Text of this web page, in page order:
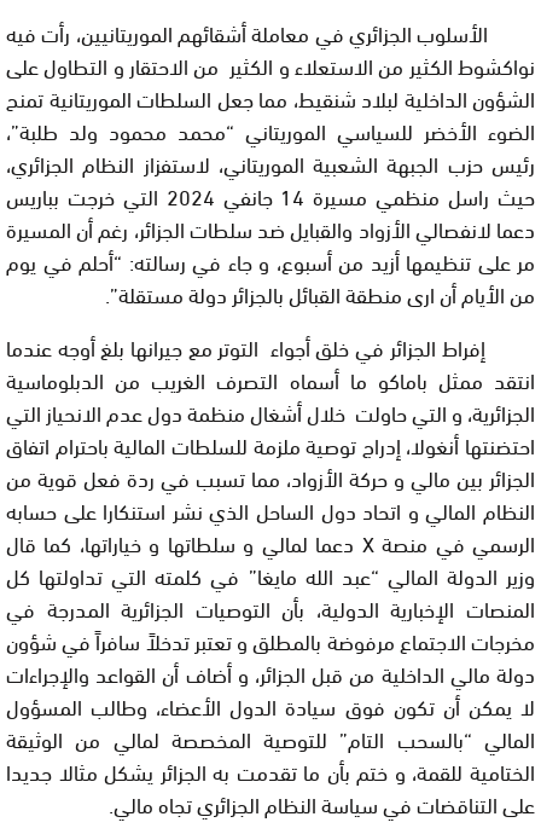
الأسلوب الجزائري في معاملة أشقائهم الموريتانيين، رأت فيه
نواكشوط الكثير من الاستعلاء و الكثير من الاحتقار و التطاول على
الشؤون الداخلية لبلاد شنقيط، مما جعل السلطات الموريتانية تمنح
الضوء الأخضر للسياسي الموريتاني “محمد محمود ولد طلبة”،
رئيس حزب الجبهة الشعبية الموريتاني، لاستفزاز النظام الجزائري،
حيث راسل منظمي مسيرة 14 جانفي 2024 التي خرجت بباريس
دعما لانفصالي الأزواد والقبايل ضد سلطات الجزائر، رغم أن المسيرة
مر على تنظيمها أزيد من أسبوع، و جاء في رسالته: “أحلم في يوم
من الأيام أن ارى منطقة القبائل بالجزائر دولة مستقلة”.
إفراط الجزائر في خلق أجواء التوتر مع جيرانها بلغ أوجه عندما
انتقد ممثل باماكو ما أسماه التصرف الغريب من الدبلوماسية
الجزائرية، و التي حاولت خلال أشغال منظمة دول عدم الانحياز التي
احتضنتها أنغولا، إدراج توصية ملزمة للسلطات المالية باحترام اتفاق
الجزائر بين مالي و حركة الأزواد، مما تسبب في ردة فعل قوية من
النظام المالي و اتحاد دول الساحل الذي نشر استنكارا على حسابه
الرسمي في منصةX دعما لمالي و سلطاتها و خياراتها، كما قال
وزير الدولة المالي “عبد الله مايغا” في كلمته التي تداولتها كل
المنصات الإخبارية الدولية، بأن التوصيات الجزائرية المدرجة في
مخرجات الاجتماع مرفوضة بالمطلق و تعتبر تدخلاً سافراً في شؤون
دولة مالي الداخلية من قبل الجزائر، و أضاف أن القواعد والإجراءات
لا يمكن أن تكون فوق سيادة الدول الأعضاء، وطالب المسؤول
المالي “بالسحب التام” للتوصية المخصصة لمالي من الوثيقة
الختامية للقمة، و ختم بأن ما تقدمت به الجزائر يشكل مثالا جديدا
على التناقضات في سياسة النظام الجزائري تجاه مالي.